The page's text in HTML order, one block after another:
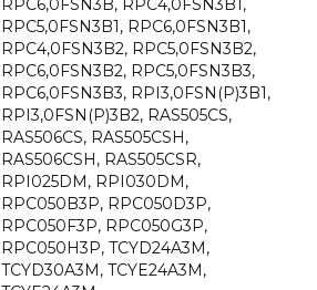
RPC6,0FSN3B, RPC4,0FSN3B1,
RPC5,0FSN3B1, RPC6,0FSN3B1,
RPC4,0FSN3B2, RPC5,0FSN3B2,
RPC6,0FSN3B2, RPC5,0FSN3B3,
RPC6,0FSN3B3, RPI3,0FSN(P)3B1,
RPI3,0FSN(P)3B2, RAS505CS,
RAS506CS, RAS505CSH,
RAS506CSH, RAS505CSR,
RPI025DM, RPI030DM,
RPC050B3P, RPC050D3P,
RPC050F3P, RPC050G3P,
RPC050H3P, TCYD24A3M,
TCYD30A3M, TCYE24A3M,